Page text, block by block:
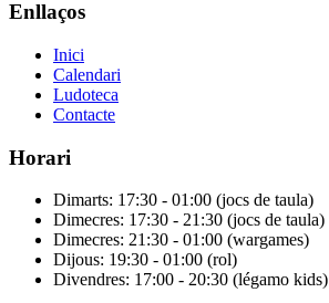
Enllaços
Inici
Calendari
Ludoteca
Contacte
Horari
Dimarts: 17:30 - 01:00 (jocs de taula)
Dimecres: 17:30 - 21:30 (jocs de taula)
Dimecres: 21:30 - 01:00 (wargames)
Dijous: 19:30 - 01:00 (rol)
Divendres: 17:00 - 20:30 (légamo kids)